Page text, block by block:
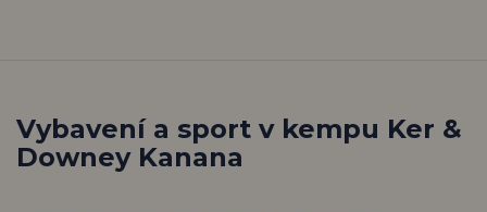
Vybavení a sport v kempu Ker &
Downey Kanana